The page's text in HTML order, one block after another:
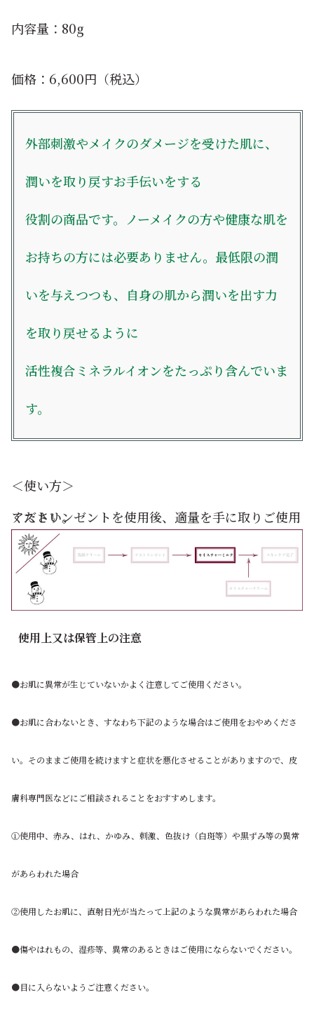
内容量：80g
価格：6,600円（税込）
外部刺激やメイクのダメージを受けた肌に、
潤いを取り戻すお手伝いをする
役割の商品です。ノーメイクの方や健康な肌を
お持ちの方には必要ありません。最低限の潤
いを与えつつも、自身の肌から潤いを出す力
を取り戻せるように
活性複合ミネラルイオンをたっぷり含んでいま
す。
＜使い方＞
アストリンゼントを使用後、適量を手に取りご使用ください。
使用上又は保管上の注意
●お肌に異常が生じていないかよく注意してご使用ください。
●お肌に合わないとき、すなわち下記のような場合はご使用をおやめくださ
い。そのままご使用を続けますと症状を悪化させることがありますので、皮
膚科専門医などにご相談されることをおすすめします。
①使用中、赤み、はれ、かゆみ、刺激、色抜け（白斑等）や黒ずみ等の異常
があらわれた場合
②使用したお肌に、直射日光が当たって上記のような異常があらわれた場合
●傷やはれもの、湿疹等、異常のあるときはご使用にならないでください。
●目に入らないようご注意ください。